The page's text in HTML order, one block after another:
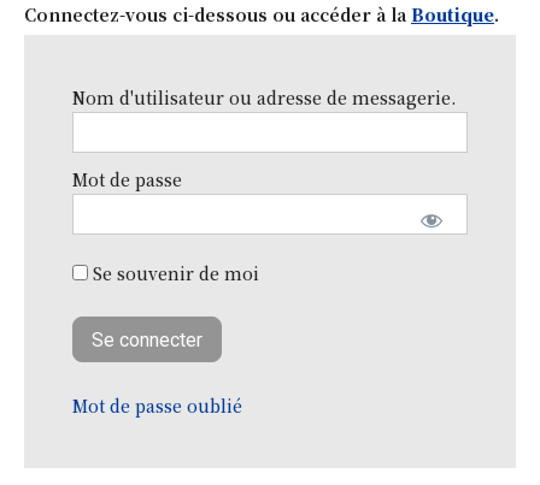
Connectez-vous ci-dessous ou accéder à la Boutique.
Nom d'utilisateur ou adresse de messagerie.
Mot de passe
Se souvenir de moi
Mot de passe oublié